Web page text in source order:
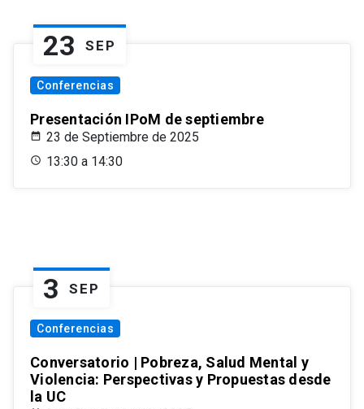
23 SEP
Conferencias
Presentación IPoM de septiembre
23 de Septiembre de 2025
13:30 a 14:30
3 SEP
Conferencias
Conversatorio | Pobreza, Salud Mental y
Violencia: Perspectivas y Propuestas desde
la UC